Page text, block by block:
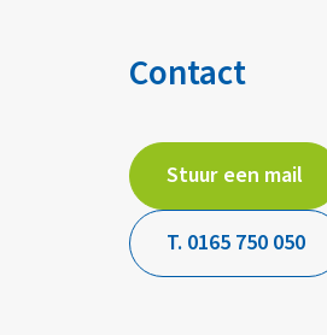
Contact
Stuur een mail
T. 0165 750 050